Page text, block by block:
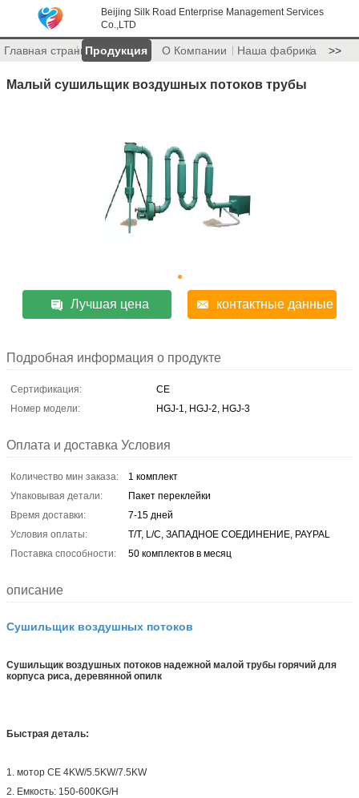
Beijing Silk Road Enterprise Management Services
Co.,LTD
Главная страницаПродукция О Компании Наша фабрика >>
Малый сушильщик воздушных потоков трубы
Лучшая цена контактные данные
Подробная информация о продукте
Сертификация:
CE
Номер модели:
HGJ-1, HGJ-2, HGJ-3
Оплата и доставка Условия
Количество мин заказа:
1 комплект
Упаковывая детали:
Пакет переклейки
Время доставки:
7-15 дней
Условия оплаты:
T/T, L/C, ЗАПАДНОЕ СОЕДИНЕНИЕ, PAYPAL
Поставка способности:
50 комплектов в месяц
описание
Сушильщик воздушных потоков
Сушильщик воздушных потоков надежной малой трубы горячий для
корпуса риса, деревянной опилк
Быстрая деталь:
1. мотор CE 4KW/5.5KW/7.5KW
2. Емкость: 150-600KG/H